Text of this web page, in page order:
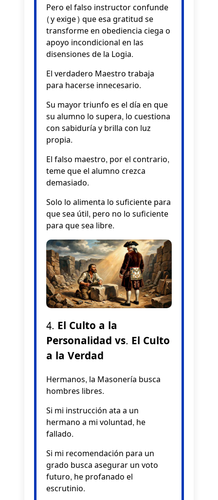
Pero el falso instructor confunde
(y exige) que esa gratitud se
transforme en obediencia ciega o
apoyo incondicional en las
disensiones de la Logia.
El verdadero Maestro trabaja
para hacerse innecesario.
Su mayor triunfo es el día en que
su alumno lo supera, lo cuestiona
con sabiduría y brilla con luz
propia.
El falso maestro, por el contrario,
teme que el alumno crezca
demasiado.
Solo lo alimenta lo suficiente para
que sea útil, pero no lo suficiente
para que sea libre.
4. El Culto a la
Personalidad vs. El Culto
a la Verdad
Hermanos, la Masonería busca
hombres libres.
Si mi instrucción ata a un
hermano a mi voluntad, he
fallado.
Si mi recomendación para un
grado busca asegurar un voto
futuro, he profanado el
escrutinio.